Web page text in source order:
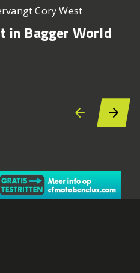
Cory West
in Bagger World